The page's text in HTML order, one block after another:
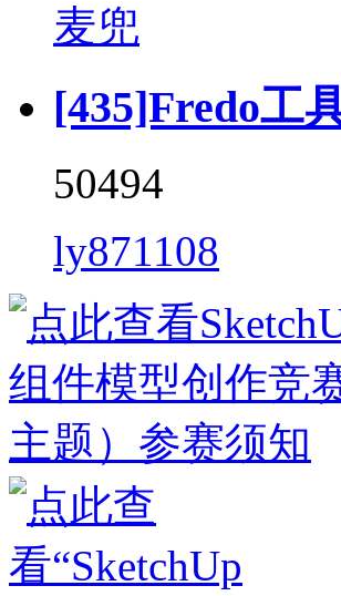
麦兜
[435]Fredo工
50494
ly871108